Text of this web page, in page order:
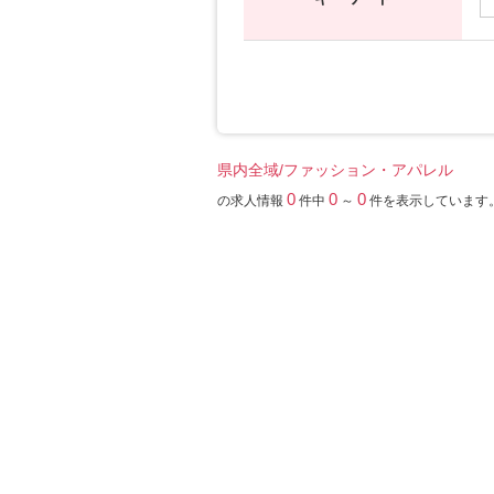
県内全域/ファッション・アパレル
の求人情報 0 件中 0 ～ 0 件を表示しています